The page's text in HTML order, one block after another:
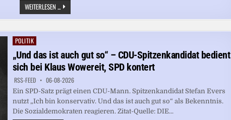
WEITERLESEN ... BUNDESVERFASSUNGSGERICHT
ERMAHNT
BUNDESTAG
ZEITNAHER
Posted
in
POLITIK
„Und das ist auch gut so“ – CDU-Spitzenkandidat bedient
sich bei Klaus Wowereit, SPD kontert
RSS-FEED 06-08-2026
Ein SPD-Satz prägt einen CDU-Mann. Spitzenkandidat Stefan Evers
nutzt „Ich bin konservativ. Und das ist auch gut so“ als Bekenntnis.
Die Sozialdemokraten reagieren. Zitat-Quelle: DIE...